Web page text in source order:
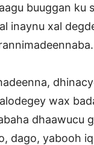
buuggan ku
inaynu xal
wax
dhaawucu
dago, yabooh